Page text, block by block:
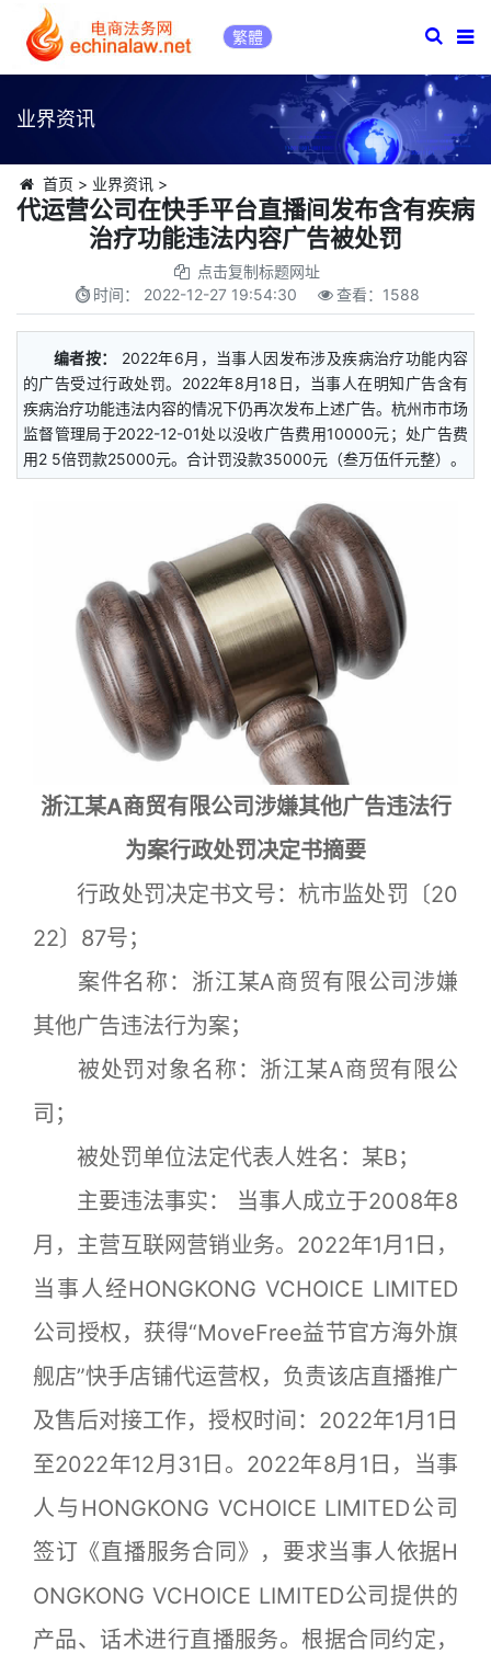
繁體
业界资讯
首页 > 业界资讯>
代运营公司在快手平台直播间发布含有疾病
治疗功能违法内容广告被处罚
点击复制标题网址
时间： 2022-12-27 19:54:30 查看： 1588
编者按：
2022年6月，当事人因发布涉及疾病治疗功能内容
的广告受过行政处罚。2022年8月18日，当事人在明知广告含有
疾病治疗功能违法内容的情况下仍再次发布上述广告。杭州市市场
监督管理局于2022-12-01处以没收广告费用10000元；处广告费
用2 5倍罚款25000元。合计罚没款35000元（叁万伍仟元整）。
浙江某A商贸有限公司涉嫌其他广告违法行
为案行政处罚决定书摘要
行政处罚决定书文号：杭市监处罚〔20
22〕87号；
案件名称：浙江某A商贸有限公司涉嫌
其他广告违法行为案；
被处罚对象名称：浙江某A商贸有限公
司；
被处罚单位法定代表人姓名：某B；
主要违法事实： 当事人成立于2008年8
月，主营互联网营销业务。2022年1月1日，
当事人经HONGKONG VCHOICE LIMITED
公司授权，获得“MoveFree益节官方海外旗
舰店”快手店铺代运营权，负责该店直播推广
及售后对接工作，授权时间：2022年1月1日
至2022年12月31日。2022年8月1日，当事
人与HONGKONG VCHOICE LIMITED公司
签订《直播服务合同》，要求当事人依据H
ONGKONG VCHOICE LIMITED公司提供的
产品、话术进行直播服务。根据合同约定，